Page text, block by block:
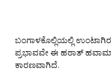
ಬಂಗಾಳಕೊಲ್ಲಿಯಲ್ಲಿ
ಪ್ರಭಾವವೇ ಈ ಹಠಾತ್
ಕಾರಣವಾಗಿದೆ.